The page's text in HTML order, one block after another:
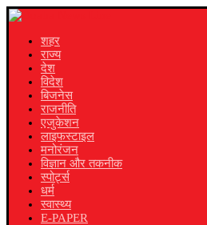
शहर
राज्य
देश
विदेश
बिजनेस
राजनीति
एजुकेशन
लाइफस्टाइल
मनोरंजन
विज्ञान और तकनीक
स्पोर्ट्स
धर्म
स्वास्थ्य
E-PAPER